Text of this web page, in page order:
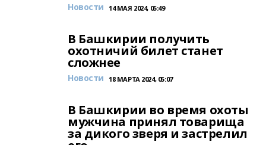
Новости 14 МАЯ 2024, 05:49
В Башкирии получить
охотничий билет станет
сложнее
Новости 18 МАРТА 2024, 05:07
В Башкирии во время охоты
мужчина принял товарища
за дикого зверя и застрелил